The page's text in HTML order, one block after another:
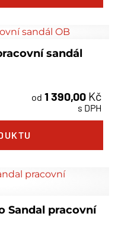
sandál
od 1 390,00 Kč
s DPH
Sandal pracovní